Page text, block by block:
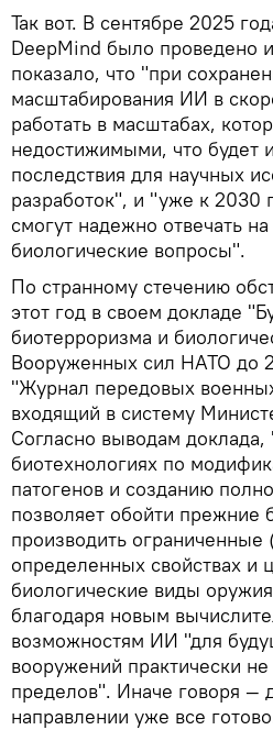
Так вот. В сентябре 2025
DeepMind было проведено
показало, что "при
масштабирования ИИ в
работать в масштабах,
недостижимыми, что будет
последствия для научных
разработок", и "уже к 2030
смогут надежно отвечать
биологические вопросы".
По странному стечению
этот год в своем докладе
биотерроризма и
Вооруженных сил НАТО до
"Журнал передовых
входящий в систему
Согласно выводам доклада,
биотехнологиях по
патогенов и созданию
позволяет обойти прежние
производить
определенных свойствах
биологические виды
благодаря новым
возможностям ИИ "для
вооружений практически
пределов". Иначе говоря —
направлении уже все